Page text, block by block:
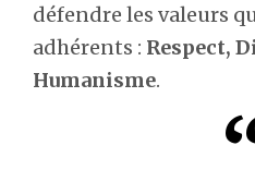
défendre les valeurs
adhérents : Respect,
Humanisme.